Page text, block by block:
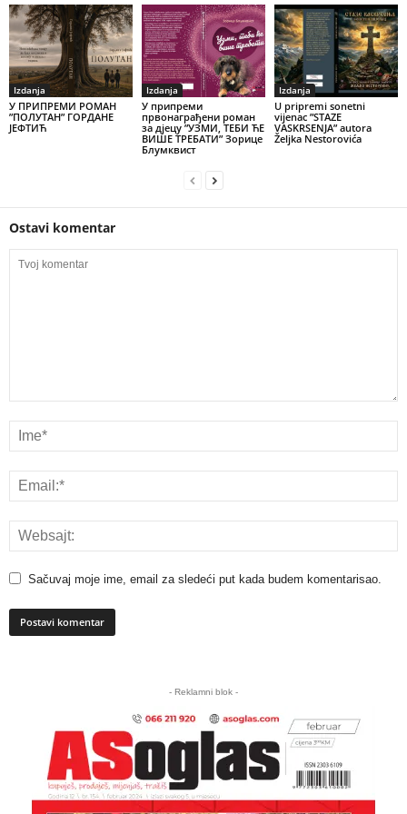
Izdanja
У ПРИПРЕМИ РОМАН
”ПОЛУТАН” ГОРДАНЕ
ЈЕФТИЋ
Izdanja
У припреми
првонаграђени роман
за дјецу ”УЗМИ, ТЕБИ ЋЕ
ВИШЕ ТРЕБАТИ” Зорице
Блумквист
Izdanja
U pripremi sonetni
vijenac ”STAZE
VASKRSENJA” autora
Željka Nestorovića
Ostavi komentar
Sačuvaj moje ime, email za sledeći put kada budem komentarisao.
- Reklamni blok -